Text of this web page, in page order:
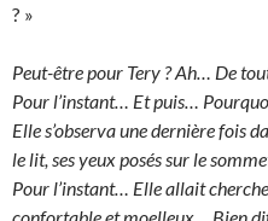
? »
Peut-être pour Tery ? Ah… De
Pour l’instant… Et puis…
Elle s’observa une dernière fois
le lit, ses yeux posés sur le
Pour l’instant… Elle allait